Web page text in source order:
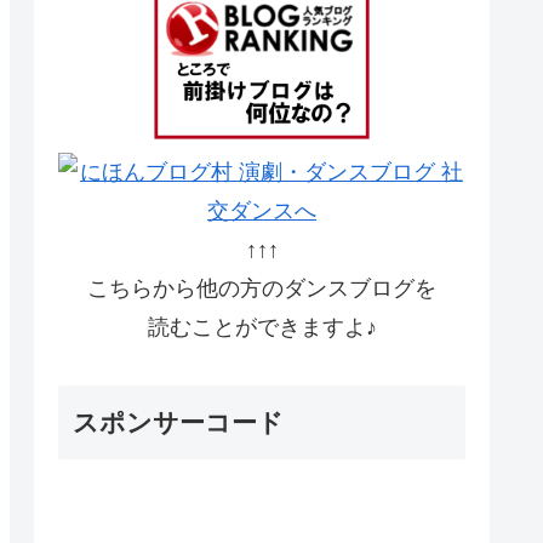
↑↑↑
こちらから他の方のダンスブログを
読むことができますよ♪
スポンサーコード